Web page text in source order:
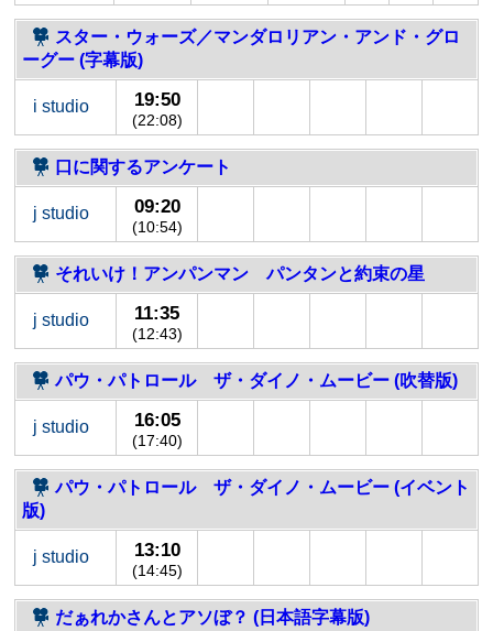
スター・ウォーズ／マンダロリアン・アンド・グロ
ーグー (字幕版)
i studio 19:50
(22:08)
口に関するアンケート
j studio 09:20
(10:54)
それいけ！アンパンマン パンタンと約束の星
j studio 11:35
(12:43)
パウ・パトロール ザ・ダイノ・ムービー (吹替版)
j studio 16:05
(17:40)
パウ・パトロール ザ・ダイノ・ムービー (イベント
版)
j studio 13:10
(14:45)
だぁれかさんとアソぼ？ (日本語字幕版)